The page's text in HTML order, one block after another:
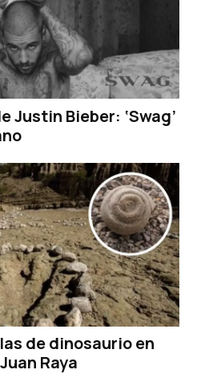
Justin Bieber: ‘Swag’
de dinosaurio en
Raya